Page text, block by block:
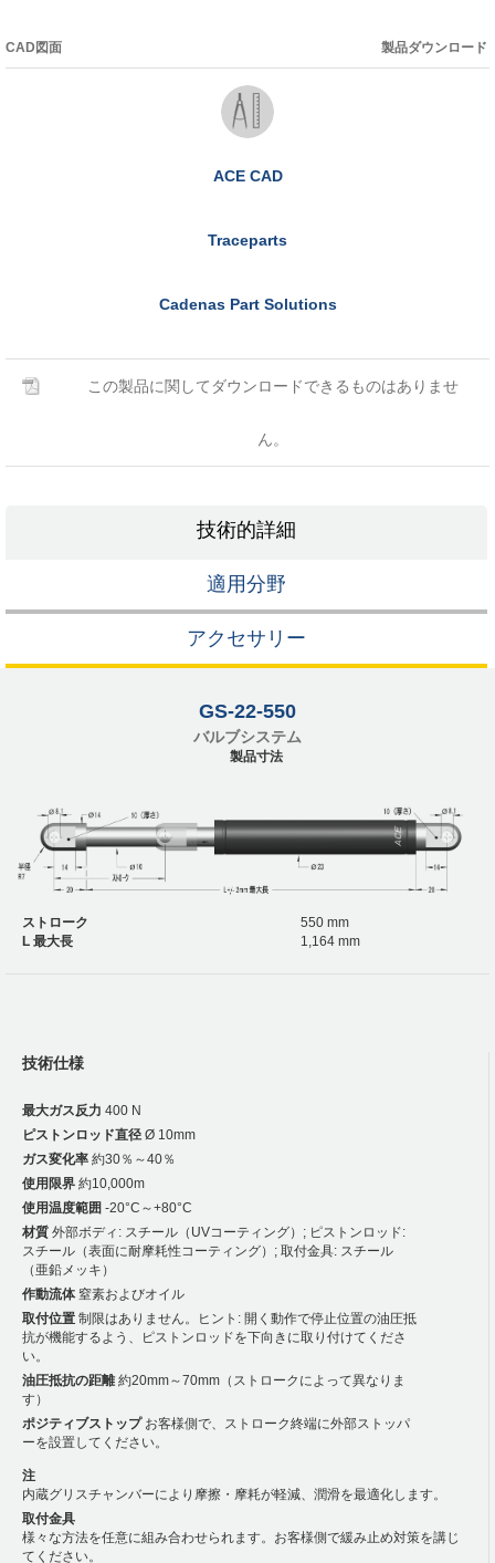
CAD図面 製品ダウンロード
ACE CAD
Traceparts
Cadenas Part Solutions
この製品に関してダウンロードできるものはありませ
ん。
技術的詳細
適用分野
アクセサリー
GS-22-550
バルブシステム
製品寸法
ストローク
550 mm
L 最大長
1,164 mm
技術仕様
最大ガス反力 400 N
ピストンロッド直径 Ø 10mm
ガス変化率 約30％～40％
使用限界 約10,000m
使用温度範囲 -20°C～+80°C
材質 外部ボディ: スチール（UVコーティング）; ピストンロッド:
スチール（表面に耐摩耗性コーティング）; 取付金具: スチール
（亜鉛メッキ）
作動流体窒素およびオイル
取付位置 制限はありません。ヒント: 開く動作で停止位置の油圧抵
抗が機能するよう、ピストンロッドを下向きに取り付けてくださ
い。
油圧抵抗の距離約20mm～70mm（ストロークによって異なりま
す）
ポジティブストップお客様側で、ストローク終端に外部ストッパ
ーを設置してください。
注
内蔵グリスチャンバーにより摩擦・摩耗が軽減、潤滑を最適化します。
取付金具
様々な方法を任意に組み合わせられます。お客様側で緩み止め対策を講じ
てください。